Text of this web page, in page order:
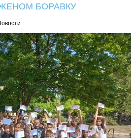
БОРАВКУ